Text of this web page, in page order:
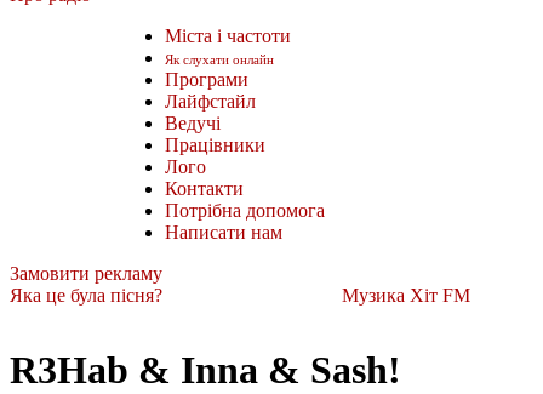
Міста і частоти
Як слухати онлайн
Програми
Лайфстайл
Ведучі
Працівники
Лого
Контакти
Потрібна допомога
Написати нам
Замовити рекламу
Яка це була пісня?
Музика Хіт FM
R3Hab & Inna & Sash!